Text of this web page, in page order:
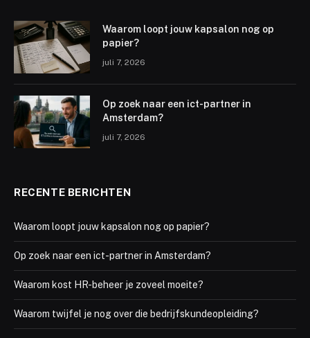
Waarom loopt jouw kapsalon nog op
papier?
juli 7, 2026
Op zoek naar een ict-partner in
Amsterdam?
juli 7, 2026
RECENTE BERICHTEN
Waarom loopt jouw kapsalon nog op papier?
Op zoek naar een ict-partner in Amsterdam?
Waarom kost HR-beheer je zoveel moeite?
Waarom twijfel je nog over die bedrijfskundeopleiding?